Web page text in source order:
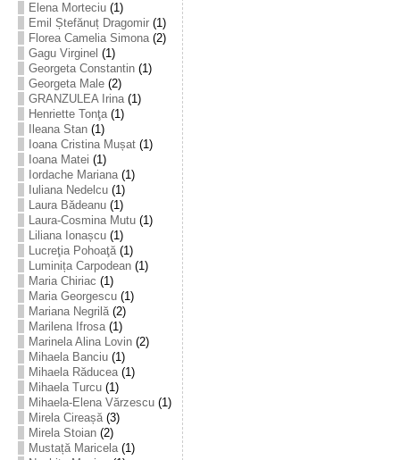
Elena Morteciu(1)
Emil Ștefănuț Dragomir(1)
Florea Camelia Simona(2)
Gagu Virginel (1)
Georgeta Constantin(1)
Georgeta Male(2)
GRANZULEA Irina(1)
Henriette Tonţa(1)
Ileana Stan(1)
Ioana Cristina Mușat(1)
Ioana Matei (1)
Iordache Mariana(1)
Iuliana Nedelcu(1)
Laura Bădeanu(1)
Laura-Cosmina Mutu(1)
Liliana Ionașcu(1)
Lucreţia Pohoaţă(1)
Luminița Carpodean(1)
Maria Chiriac (1)
Maria Georgescu(1)
Mariana Negrilă(2)
Marilena Ifrosa(1)
Marinela Alina Lovin(2)
Mihaela Banciu(1)
Mihaela Răducea(1)
Mihaela Turcu(1)
Mihaela-Elena Vărzescu(1)
Mirela Cireașă(3)
Mirela Stoian(2)
Mustață Maricela(1)